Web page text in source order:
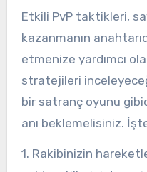
Etkili PvP taktikleri,
kazanmanın
etmenize yardımcı
stratejileri
bir satranç oyunu
anı beklemelisiniz.
1. Rakibinizin